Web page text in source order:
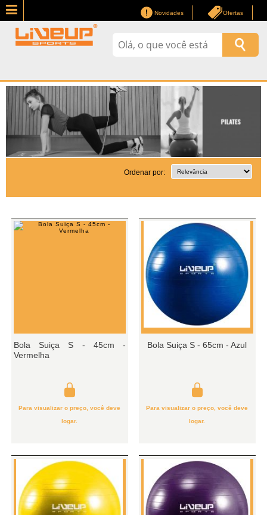
Novidades Ofertas
Ordenar por:
Bola Suiça S - 45cm -
Vermelha
Para visualizar o preço, você deve
logar.
Bola Suiça S - 65cm - Azul
Para visualizar o preço, você deve
logar.